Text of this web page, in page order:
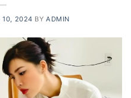
10, 2024 BY ADMIN